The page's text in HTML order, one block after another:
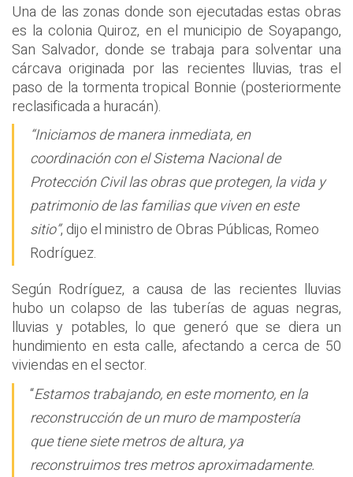
Una de las zonas donde son ejecutadas estas obras
es la colonia Quiroz, en el municipio de Soyapango,
San Salvador, donde se trabaja para solventar una
cárcava originada por las recientes lluvias, tras el
paso de la tormenta tropical Bonnie (posteriormente
reclasificada a huracán).
“Iniciamos de manera inmediata, en
coordinación con el Sistema Nacional de
Protección Civil las obras que protegen, la vida y
patrimonio de las familias que viven en este
sitio”, dijo el ministro de Obras Públicas, Romeo
Rodríguez.
Según Rodríguez, a causa de las recientes lluvias
hubo un colapso de las tuberías de aguas negras,
lluvias y potables, lo que generó que se diera un
hundimiento en esta calle, afectando a cerca de 50
viviendas en el sector.
“Estamos trabajando, en este momento, en la
reconstrucción de un muro de mampostería
que tiene siete metros de altura, ya
reconstruimos tres metros aproximadamente.